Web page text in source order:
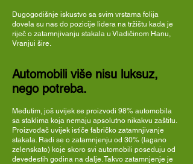
Dugogodišnje iskustvo sa svim vrstama folija
dovela su nas do pozicije lidera na tržištu kada je
riječ o zatamnjivanju stakala u Vladičinom Hanu,
Vranjui šire.
Automobili više nisu luksuz,
nego potreba.
Međutim, još uvijek se proizvodi 98% automobila
sa staklima koja nemaju apsolutno nikakvu zaštitu.
Proizvođač uvijek ističe fabričko zatamnjivanje
stakala. Radi se o zatamnjenju od 30% (lagano
zelenskato) koje skoro svi automobili poseduju od
devedestih godina na dalje. Takvo zatamnjenje je